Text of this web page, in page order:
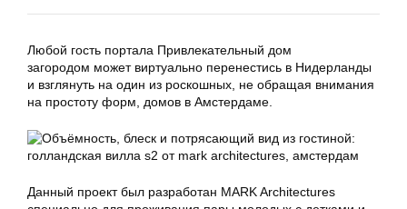
Любой гость портала Привлекательный дом
загородом может виртуально перенестись в Нидерланды
и взглянуть на один из роскошных, не обращая внимания
на простоту форм, домов в Амстердаме.
Данный проект был разработан MARK Architectures